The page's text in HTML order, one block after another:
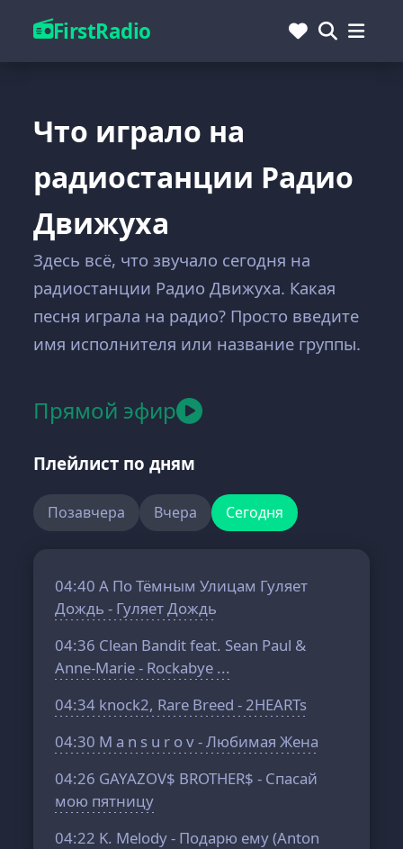
FirstRadio
Что играло на
радиостанции Радио
Движуха
Здесь всё, что звучало сегодня на
радиостанции Радио Движуха. Какая
песня играла на радио? Просто введите
имя исполнителя или название группы.
Прямой эфир
Плейлист по дням
Позавчера Вчера Сегодня
04:40 А По Тёмным Улицам Гуляет
Дождь - Гуляет Дождь
04:36 Clean Bandit feat. Sean Paul &
Anne-Marie - Rockabye ...
04:34 knock2, Rare Breed - 2HEARTs
04:30 M a n s u r o v - Любимая Жена
04:26 GAYAZOV$ BROTHER$ - Спасай
мою пятницу
04:22 K. Melody - Подарю ему (Anton